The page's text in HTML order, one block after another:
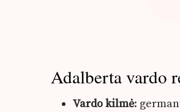
Adalberta vardo
Vardo kilmė: